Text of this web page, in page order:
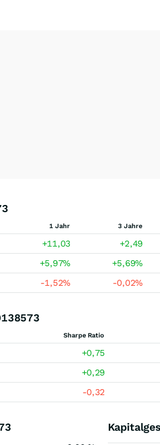
1 Jahr 3 Jahre
+11,03 +2,49
+5,97% +5,69%
-1,52% -0,02%
Sharpe Ratio
+0,75
+0,29
-0,32